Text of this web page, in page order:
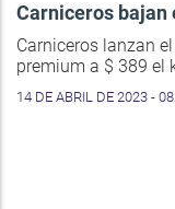
Carniceros
Carniceros lanzan
premium a $ 389 el
14 DE ABRIL DE 2023 -